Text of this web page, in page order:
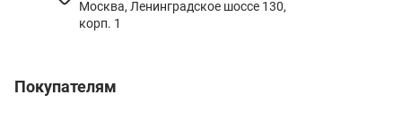
Покупателям
Москва, Ленинградское шоссе 130,
корп. 1